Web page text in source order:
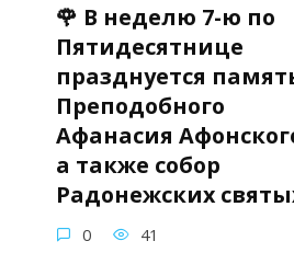
🌹 В неделю 7-ю по
Пятидесятнице
празднуется
Преподобного
Афанасия
а также собор
Радонежских
0 41